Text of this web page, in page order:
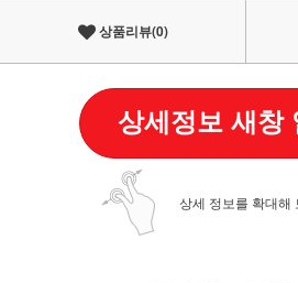
상품리뷰(0)
상세정보 새창
상세 정보를 확대해